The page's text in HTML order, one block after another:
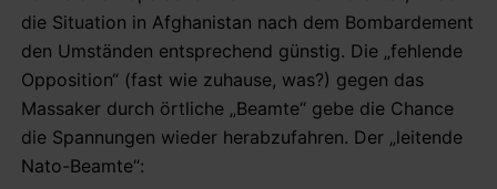
die Situation in Afghanistan nach dem Bombardement
den Umständen entsprechend günstig. Die „fehlende
Opposition“ (fast wie zuhause, was?) gegen das
Massaker durch örtliche „Beamte“ gebe die Chance
die Spannungen wieder herabzufahren. Der „leitende
Nato-Beamte“: